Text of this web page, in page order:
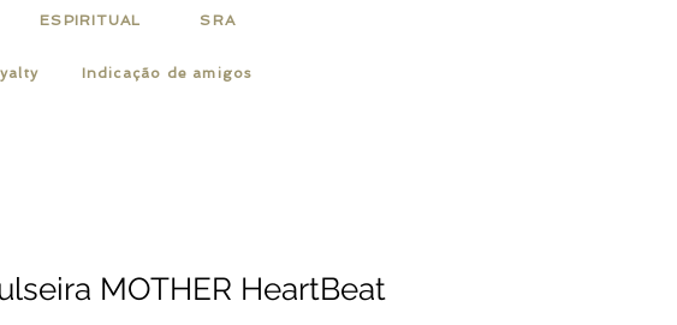
ESPIRITUAL SRA
Indicação de amigos
MOTHER HeartBeat